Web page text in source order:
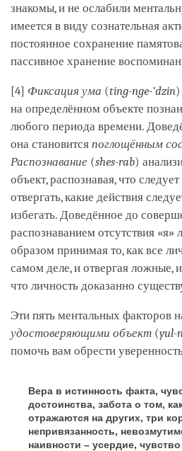
знакомы, и не ослабили
имеется в виду сознательная
постоянное сохранение
пассивное хранение
[4] Фиксация ума (ting-nge-’dzin
на определённом объекте
любого периода времени.
она становится поглощённым
Распознавание (shes-rab)
объект, распознавая, что
отвергать, какие действия
избегать. Доведённое до
распознаванием отсутствия «я»
образом принимая то, как все
самом деле, и отвергая ложные,
что личность доказанно
Эти пять ментальных факторов
удостоверяющими объект (yul-
помочь вам обрести
Вера в истинность факта,
достоинства, забота о том,
отражаются на других, три
непривязанность,
наивности – усердие,